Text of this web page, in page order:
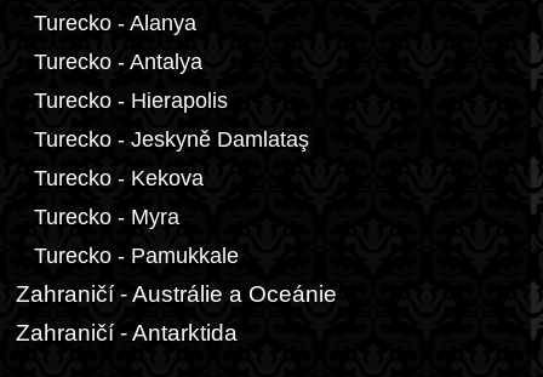
Turecko - Alanya
Turecko - Antalya
Turecko - Hierapolis
Turecko - Jeskyně Damlataş
Turecko - Kekova
Turecko - Myra
Turecko - Pamukkale
Zahraničí - Austrálie a Oceánie
Zahraničí - Antarktida